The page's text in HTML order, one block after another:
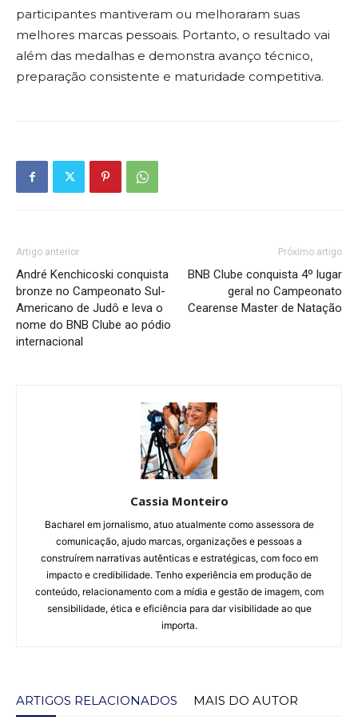
participantes mantiveram ou melhoraram suas
melhores marcas pessoais. Portanto, o resultado vai
além das medalhas e demonstra avanço técnico,
preparação consistente e maturidade competitiva.
Artigo anterior
André Kenchicoski conquista
bronze no Campeonato Sul-
Americano de Judô e leva o
nome do BNB Clube ao pódio
internacional
Próximo artigo
BNB Clube conquista 4º lugar
geral no Campeonato
Cearense Master de Natação
Cassia Monteiro
Bacharel em jornalismo, atuo atualmente como assessora de
comunicação, ajudo marcas, organizações e pessoas a
construírem narrativas autênticas e estratégicas, com foco em
impacto e credibilidade. Tenho experiência em produção de
conteúdo, relacionamento com a mídia e gestão de imagem, com
sensibilidade, ética e eficiência para dar visibilidade ao que
importa.
ARTIGOS RELACIONADOS MAIS DO AUTOR